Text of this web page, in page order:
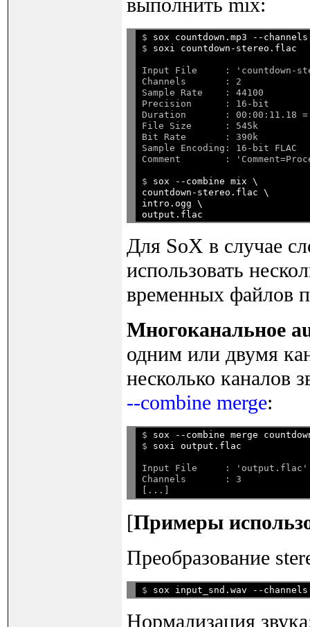
$ sox countdown.mp3 --
$ soxi countdown-stereo.flac
Input File     : 'countdown-
Channels       : 2
Sample Rate    : 44100
Precision      : 16-bit
Duration       : 00:00:11.18 =
File Size      : 545k
Bit Rate       : 390k
Sample Encoding: 16-bit FLAC
$ sox --combine mix \
countdown-stereo.flac \
intro.ogg \
Для SoX в случае
использовать
временных файлов
Многоканальное
одним или двумя
несколько каналов
--combine merge:
$ sox --combine merge
$ soxi output.flac
Input File     : 'output.flac'
Channels       : 3
[Примеры
Преобразование
$
Нормализация